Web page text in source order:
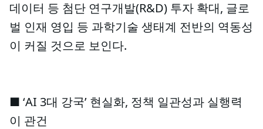
데이터 등 첨단 연구개발(R&D) 투자 확대, 글로
벌 인재 영입 등 과학기술 생태계 전반의 역동성
이 커질 것으로 보인다.
■ ‘AI 3대 강국’ 현실화, 정책 일관성과 실행력
이 관건